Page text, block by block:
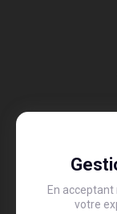
En
votre